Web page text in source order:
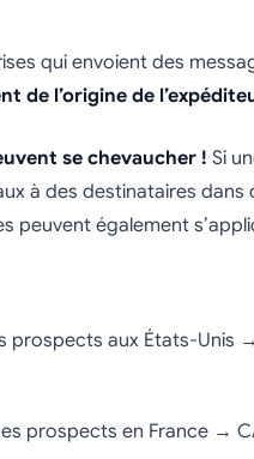
qui envoient des
de l’origine de
se chevaucher ! Si
à des destinataires dans
peuvent également
prospects aux États-Unis →
prospects en France →